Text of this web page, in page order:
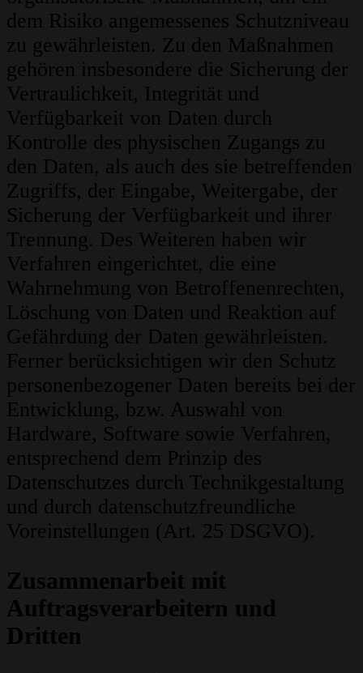
dem Risiko angemessenes Schutzniveau
zu gewährleisten. Zu den Maßnahmen
gehören insbesondere die Sicherung der
Vertraulichkeit, Integrität und
Verfügbarkeit von Daten durch
Kontrolle des physischen Zugangs zu
den Daten, als auch des sie betreffenden
Zugriffs, der Eingabe, Weitergabe, der
Sicherung der Verfügbarkeit und ihrer
Trennung. Des Weiteren haben wir
Verfahren eingerichtet, die eine
Wahrnehmung von Betroffenenrechten,
Löschung von Daten und Reaktion auf
Gefährdung der Daten gewährleisten.
Ferner berücksichtigen wir den Schutz
personenbezogener Daten bereits bei der
Entwicklung, bzw. Auswahl von
Hardware, Software sowie Verfahren,
entsprechend dem Prinzip des
Datenschutzes durch Technikgestaltung
und durch datenschutzfreundliche
Voreinstellungen (Art. 25 DSGVO).
Zusammenarbeit mit
Auftragsverarbeitern und
Dritten